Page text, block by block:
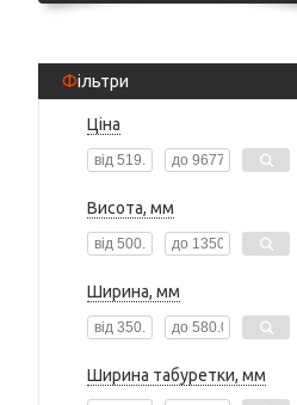
Фільтри
Ціна
Висота, мм
Ширина, мм
Ширина табуретки, мм